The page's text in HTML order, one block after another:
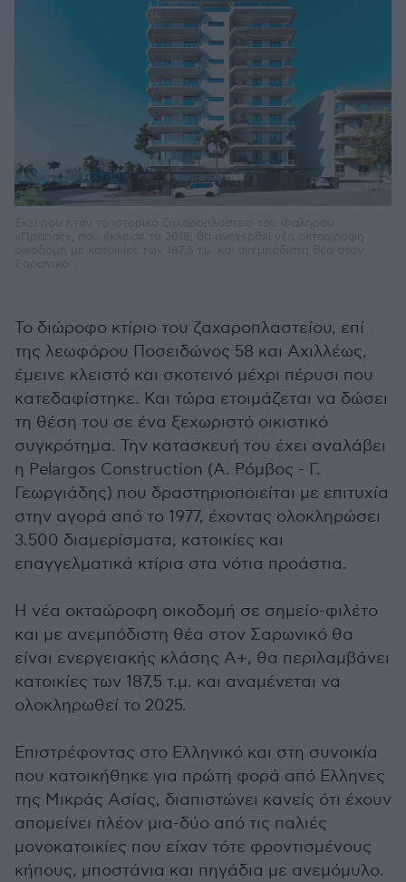
Το διώροφο κτίριο του ζαχαροπλαστείου, επί
της λεωφόρου Ποσειδώνος 58 και Αχιλλέως,
έμεινε κλειστό και σκοτεινό μέχρι πέρυσι που
κατεδαφίστηκε. Και τώρα ετοιμάζεται να δώσει
τη θέση του σε ένα ξεχωριστό οικιστικό
συγκρότημα. Την κατασκευή του έχει αναλάβει
η Pelargos Construction (Α. Ρόμβος - Γ.
Γεωργιάδης) που δραστηριοποιείται με επιτυχία
στην αγορά από το 1977, έχοντας ολοκληρώσει
3.500 διαμερίσματα, κατοικίες και
επαγγελματικά κτίρια στα νότια προάστια.
Η νέα οκταώροφη οικοδομή σε σημείο-φιλέτο
και με ανεμπόδιστη θέα στον Σαρωνικό θα
είναι ενεργειακής κλάσης Α+, θα περιλαμβάνει
κατοικίες των 187,5 τ.μ. και αναμένεται να
ολοκληρωθεί το 2025.
Επιστρέφοντας στο Ελληνικό και στη συνοικία
που κατοικήθηκε για πρώτη φορά από Ελληνες
της Μικράς Ασίας, διαπιστώνει κανείς ότι έχουν
απομείνει πλέον μια-δύο από τις παλιές
μονοκατοικίες που είχαν τότε φροντισμένους
κήπους, μποστάνια και πηγάδια με ανεμόμυλο.